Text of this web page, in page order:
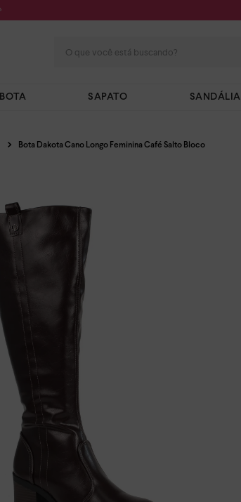
BOTA SAPATO SANDÁLIA
Bota Dakota Cano Longo Feminina Café Salto Bloco